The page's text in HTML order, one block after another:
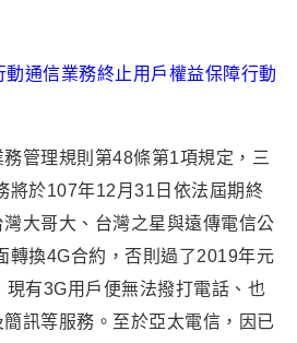
通信業務終止用戶權益保障行動
管理規則第48條第1項規定，三
將於107年12月31日依法屆期終
大哥大、台灣之星與遠傳電信公
轉換4G合約，否則過了2019年元
現有3G用戶便無法撥打電話、也
訊等服務。至於亞太電信，因已